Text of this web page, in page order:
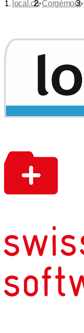
local.ch•Corgémont•